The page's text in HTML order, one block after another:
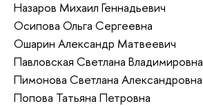
Назаров Михаил Геннадьевич
Осипова Ольга Сергеевна
Ошарин Александр Матвеевич
Павловская Светлана Владимировна
Пимонова Светлана Александровна
Попова Татьяна Петровна